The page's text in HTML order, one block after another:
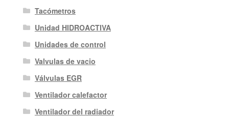
Tacómetros
Unidad HIDROACTIVA
Unidades de control
Valvulas de vacio
Válvulas EGR
Ventilador calefactor
Ventilador del radiador